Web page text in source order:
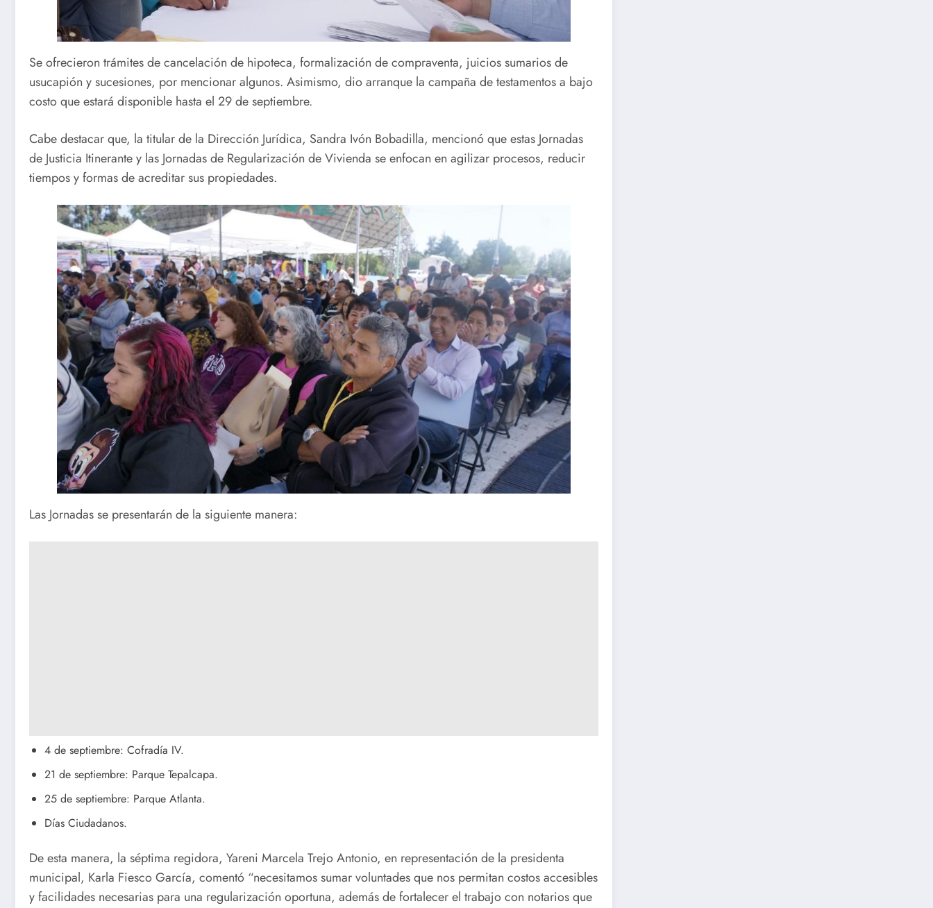
Se ofrecieron trámites de cancelación de hipoteca, formalización de compraventa, juicios sumarios de
usucapión y sucesiones, por mencionar algunos. Asimismo, dio arranque la campaña de testamentos a bajo
costo que estará disponible hasta el 29 de septiembre.
Cabe destacar que, la titular de la Dirección Jurídica, Sandra Ivón Bobadilla, mencionó que estas Jornadas
de Justicia Itinerante y las Jornadas de Regularización de Vivienda se enfocan en agilizar procesos, reducir
tiempos y formas de acreditar sus propiedades.
Las Jornadas se presentarán de la siguiente manera:
4 de septiembre: Cofradía IV.
21 de septiembre: Parque Tepalcapa.
25 de septiembre: Parque Atlanta.
Días Ciudadanos.
De esta manera, la séptima regidora, Yareni Marcela Trejo Antonio, en representación de la presidenta
municipal, Karla Fiesco García, comentó “necesitamos sumar voluntades que nos permitan costos accesibles
y facilidades necesarias para una regularización oportuna, además de fortalecer el trabajo con notarios que